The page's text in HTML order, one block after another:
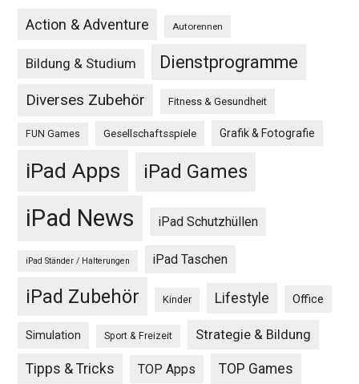
Action & Adventure Autorennen
Bildung & Studium Dienstprogramme
Diverses Zubehör Fitness & Gesundheit
FUN Games Gesellschaftsspiele Grafik & Fotografie
iPad Apps iPad Games
iPad News iPad Schutzhüllen
iPad Ständer / Halterungen iPad Taschen
iPad Zubehör Kinder Lifestyle Office
Simulation Sport & Freizeit Strategie & Bildung
Tipps & Tricks TOP Apps TOP Games